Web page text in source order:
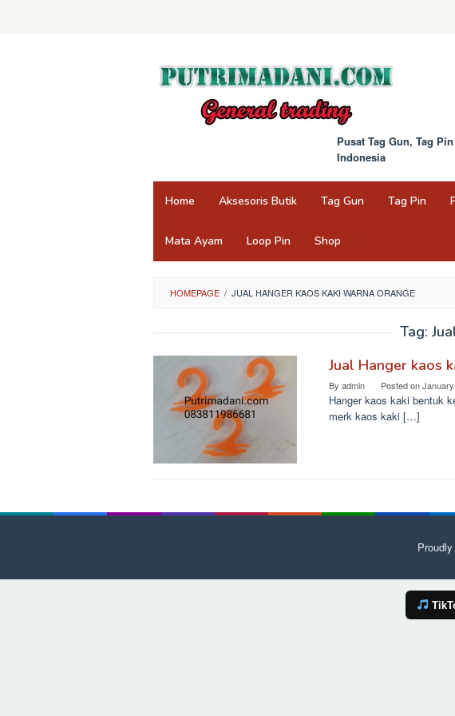
Pusat Tag Gun, Tag
Indonesia
Home Aksesoris Butik Tag Gun Tag Pin
Mata Ayam Loop Pin Shop
HOMEPAGE / JUAL HANGER KAOS KAKI WARNA ORANGE
Tag:
Jual Hanger kaos
By admin Posted on
Hanger kaos kaki bentuk
merk kaos kaki […]